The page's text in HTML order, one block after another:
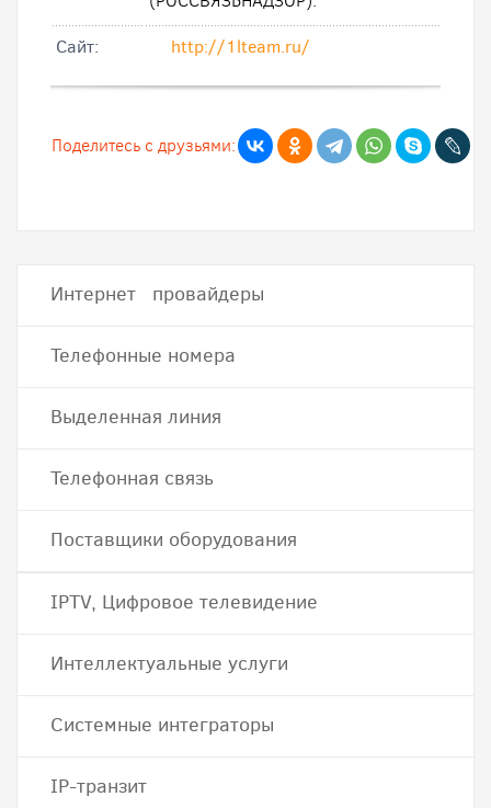
Cайт:
http://1lteam.ru/
Поделитесь с друзьями:
Интернет провайдеры
Телефонные номера
Выделенная линия
Телефонная связь
Поставщики оборудования
IPTV, Цифровое телевидение
Интеллектуальные услуги
Системные интеграторы
IP-транзит